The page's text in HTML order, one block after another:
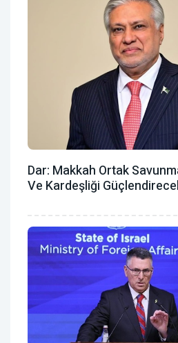
Dar: Makkah Ortak
Ve Kardeşliği